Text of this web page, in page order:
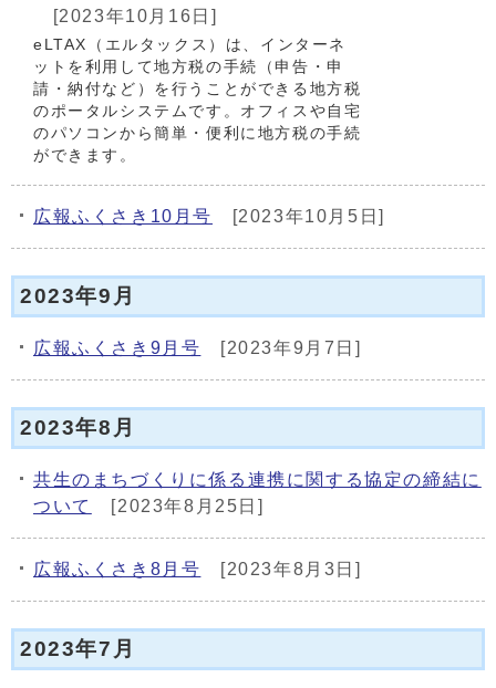
[2023年10月16日]
eLTAX（エルタックス）は、インターネ
ットを利用して地方税の手続（申告・申
請・納付など）を行うことができる地方税
のポータルシステムです。オフィスや自宅
のパソコンから簡単・便利に地方税の手続
ができます。
広報ふくさき10月号 [2023年10月5日]
2023年9月
広報ふくさき9月号 [2023年9月7日]
2023年8月
共生のまちづくりに係る連携に関する協定の締結に
ついて
[2023年8月25日]
広報ふくさき8月号 [2023年8月3日]
2023年7月